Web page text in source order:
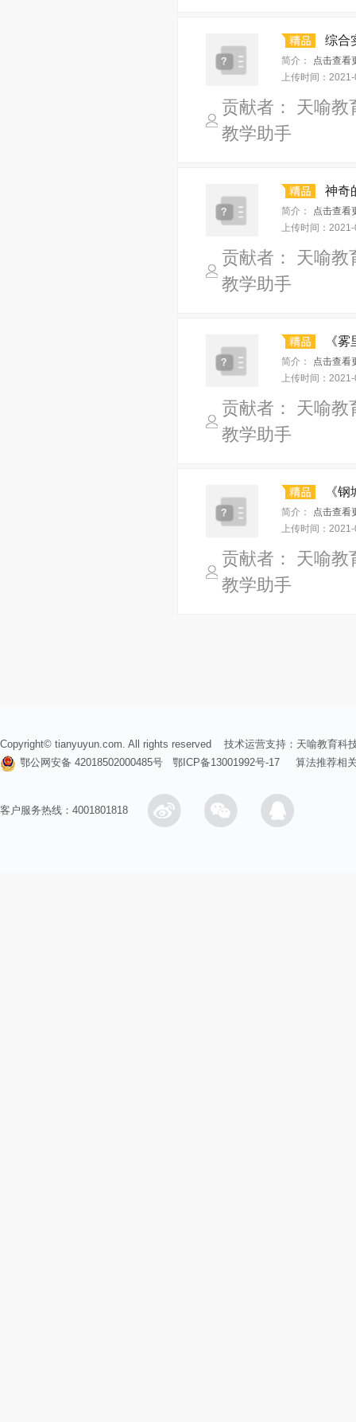
综合
简介：
点击查看
上传时间：
贡献者： 天喻教
教学助手
神奇
简介：
点击查看
上传时间：
贡献者： 天喻教
教学助手
《雾
简介：
点击查看
上传时间：
贡献者： 天喻教
教学助手
《钢
简介：
点击查看
上传时间：
贡献者： 天喻教
教学助手
Copyright© tianyuyun.com. All rights reserved 技术运营支持： 天喻教育科
鄂公网安备 42018502000485号
鄂ICP备13001992号-17 算法推荐相
客户服务热线：4001801818